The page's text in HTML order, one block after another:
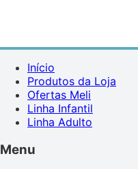
Início
Produtos da Loja
Ofertas Meli
Linha Infantil
Linha Adulto
Menu